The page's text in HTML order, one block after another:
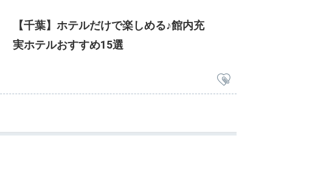
【千葉】ホテルだけで楽しめる♪館内充
実ホテルおすすめ15選